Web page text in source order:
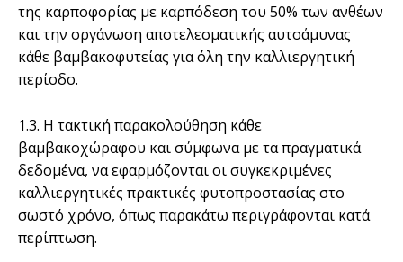
της καρποφορίας με καρπόδεση του 50% των ανθέων
και την οργάνωση αποτελεσματικής αυτοάμυνας
κάθε βαμβακοφυτείας για όλη την καλλιεργητική
περίοδο.
1.3. Η τακτική παρακολούθηση κάθε
βαμβακοχώραφου και σύμφωνα με τα πραγματικά
δεδομένα, να εφαρμόζονται οι συγκεκριμένες
καλλιεργητικές πρακτικές φυτοπροστασίας στο
σωστό χρόνο, όπως παρακάτω περιγράφονται κατά
περίπτωση.